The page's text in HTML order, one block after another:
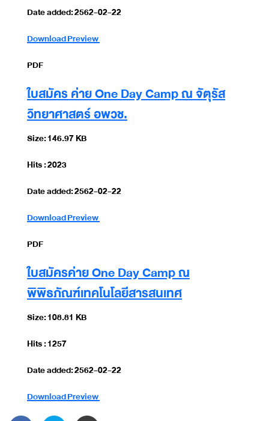
Date added: 2562-02-22
DownloadPreview
PDF
ใบสมัคร ค่าย One Day Camp ณ จัตุรัส
วิทยาศาสตร์ อพวช.
Size: 146.97 KB
Hits : 2023
Date added: 2562-02-22
DownloadPreview
PDF
ใบสมัครค่าย One Day Camp ณ
พิพิธภัณฑ์เทคโนโลยีสารสนเทศ
Size: 108.81 KB
Hits : 1257
Date added: 2562-02-22
DownloadPreview